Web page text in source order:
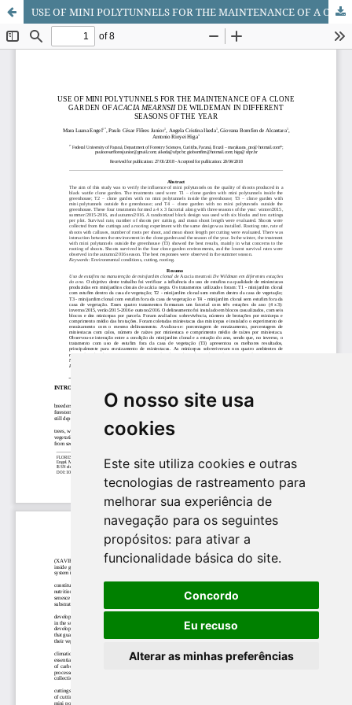
O nosso site usa
cookies
Este site utiliza cookies e outras
tecnologias de rastreamento para
melhorar sua experiência de
navegação para os seguintes
propósitos: para ativar a
funcionalidade básica do site.
Concordo
Eu recuso
Alterar as minhas preferências
USE OF MINI POLYTUNNELS FOR THE MAINTENANCE OF A CLONE GARDEN OF ACACIA MEARNSII DE WILDEMAN IN DIFFERENT SEASONS OF THE YEAR